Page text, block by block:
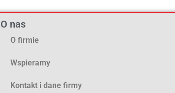
O nas
O firmie
Wspieramy
Kontakt i dane firmy